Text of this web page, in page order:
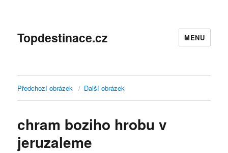
Topdestinace.cz MENU
Předchozí obrázek Další obrázek
chram boziho hrobu v
jeruzaleme